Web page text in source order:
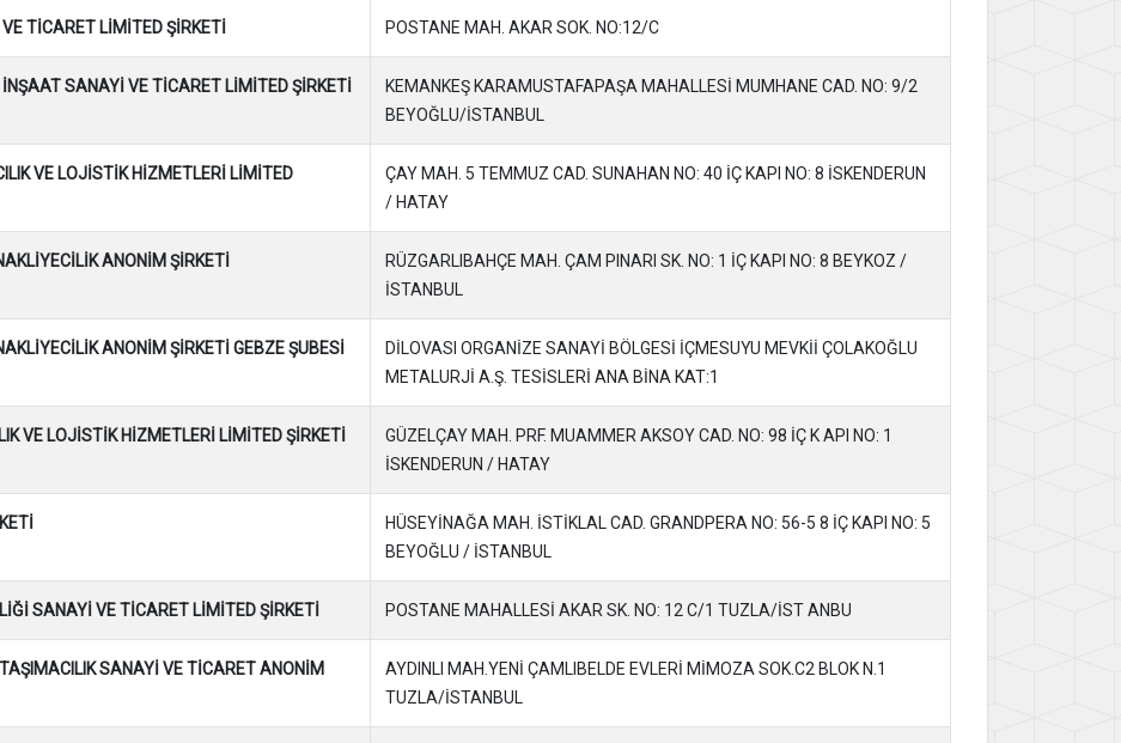
TİCARET LİMİTED ŞİRKETİ POSTANE MAH. AKAR SOK. NO:12/C
SANAYİ VE TİCARET LİMİTED ŞİRKETİ
KEMANKEŞ KARAMUSTAFAPAŞA MAHALLESİ MUMHANE CAD. NO: 9/2
BEYOĞLU/İSTANBUL
VE LOJİSTİK HİZMETLERİ LİMİTED
ÇAY MAH. 5 TEMMUZ CAD. SUNAHAN NO: 40 İÇ KAPI NO: 8 İSKENDERUN
/ HATAY
ANONİM ŞİRKETİ
RÜZGARLIBAHÇE MAH. ÇAM PINARI SK. NO: 1 İÇ KAPI NO: 8 BEYKOZ /
İSTANBUL
ANONİM ŞİRKETİ GEBZE ŞUBESİ
DİLOVASI ORGANİZE SANAYİ BÖLGESİ İÇMESUYU MEVKİİ ÇOLAKOĞLU
METALURJİ A.Ş. TESİSLERİ ANA BİNA KAT:1
VE LOJİSTİK HİZMETLERİ LİMİTED ŞİRKETİ
GÜZELÇAY MAH. PRF. MUAMMER AKSOY CAD. NO: 98 İÇ K API NO: 1
İSKENDERUN / HATAY
HÜSEYİNAĞA MAH. İSTİKLAL CAD. GRANDPERA NO: 56-5 8 İÇ KAPI NO: 5
BEYOĞLU / İSTANBUL
SANAYİ VE TİCARET LİMİTED ŞİRKETİ POSTANE MAHALLESİ AKAR SK. NO: 12 C/1 TUZLA/İST ANBU
SANAYİ VE TİCARET ANONİM
AYDINLI MAH.YENİ ÇAMLIBELDE EVLERİ MİMOZA SOK.C2 BLOK N.1
TUZLA/İSTANBUL